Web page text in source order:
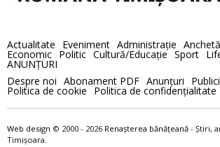
Actualitate Eveniment Administraţie Anchetă
Economic Politic Cultură/Educaţie Sport
ANUNȚURI
Despre noi Abonament PDF Anunţuri
Politica de cookie Politica de confidenţialitate
Web design © 2000 - 2026 Renaşterea bănăţeană - Ştiri,
Timișoara.